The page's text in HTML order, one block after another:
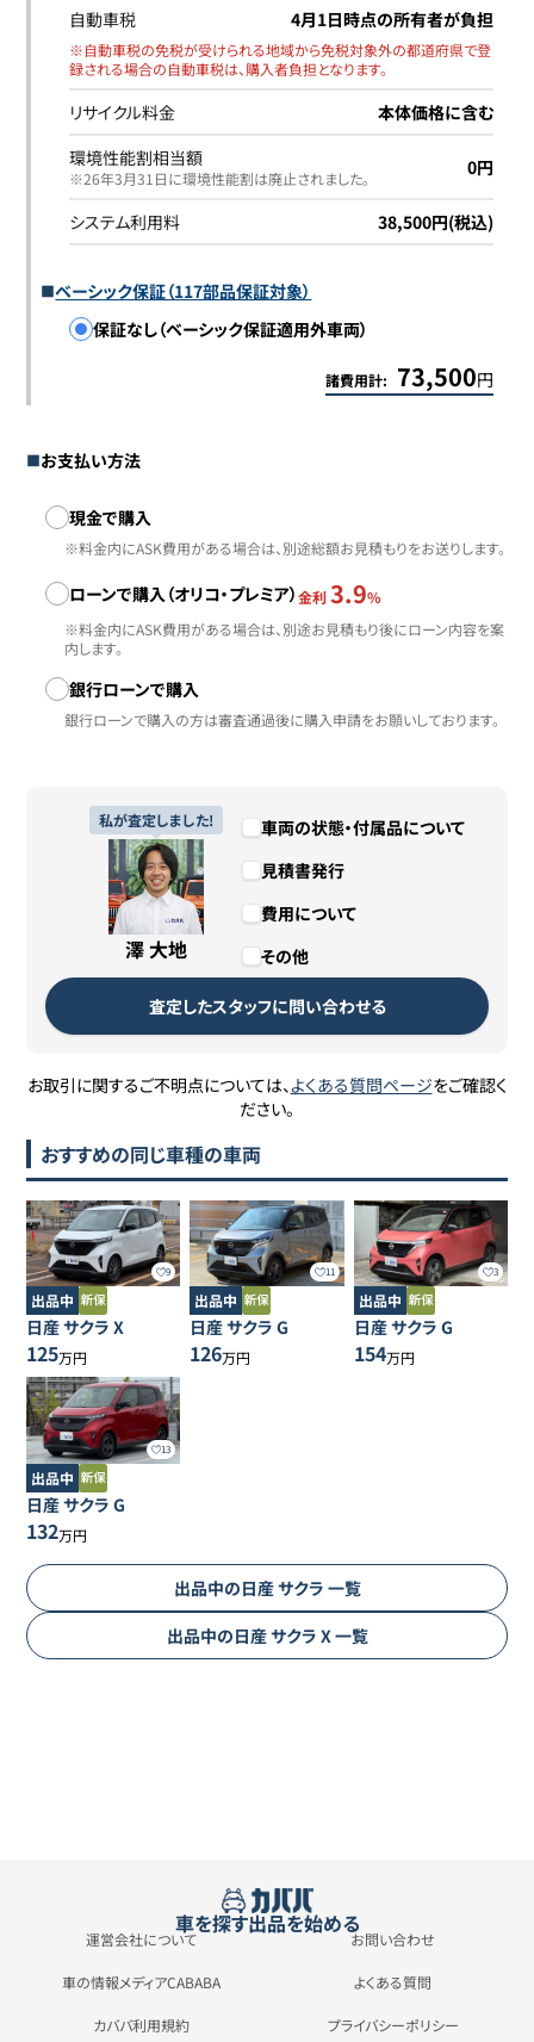
自動車税
4月1日時点の所有者が負担
※自動車税の免税が受けられる地域から免税対象外の都道府県で登
録される場合の自動車税は、購入者負担となります。
リサイクル料金
本体価格に含む
環境性能割相当額
※26年3月31日に環境性能割は廃止されました｡ 0円
システム利用料 38,500円(税込)
ベーシック保証（117部品保証対象）
保証なし（ベーシック保証適用外車両）
諸費用計: 73,500円
お支払い方法
お支払い方法
現金で購入
※料金内にASK費用がある場合は、別途総額お見積もりをお送りします。
ローンで購入（オリコ・プレミア）金利 3.9%
※料金内にASK費用がある場合は、別途お見積もり後にローン内容を案
内します。
銀行ローンで購入
銀行ローンで購入の方は審査通過後に購入申請をお願いしております。
私が査定しました!
澤 大地
車両の状態・付属品について
見積書発行
費用について
その他
査定したスタッフに問い合わせる
お取引に関するご不明点については、よくある質問ページをご確認く
ださい。
おすすめの同じ車種の車両
9
出品中
日産サクラ X
125万円
11
出品中
日産サクラ G
126万円
3
出品中
日産サクラ G
154万円
13
出品中
日産サクラ G
132万円
出品中の日産サクラ 一覧
出品中の日産サクラ X一覧
車を探す出品を始める
運営会社について お問い合わせ
車の情報メディアCABABA よくある質問
カババ利用規約 プライバシーポリシー